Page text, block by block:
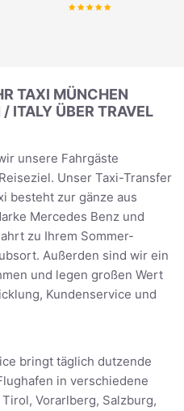
TAXI MÜNCHEN
ITALY ÜBER TRAVEL
unsere Fahrgäste
Unser Taxi-Transfer
besteht zur gänze aus
Mercedes Benz und
zu Ihrem Sommer-
Außerden sind wir ein
und legen großen Wert
Kundenservice und
bringt täglich dutzende
in verschiedene
Vorarlberg, Salzburg,